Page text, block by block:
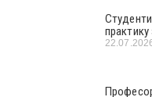
практику